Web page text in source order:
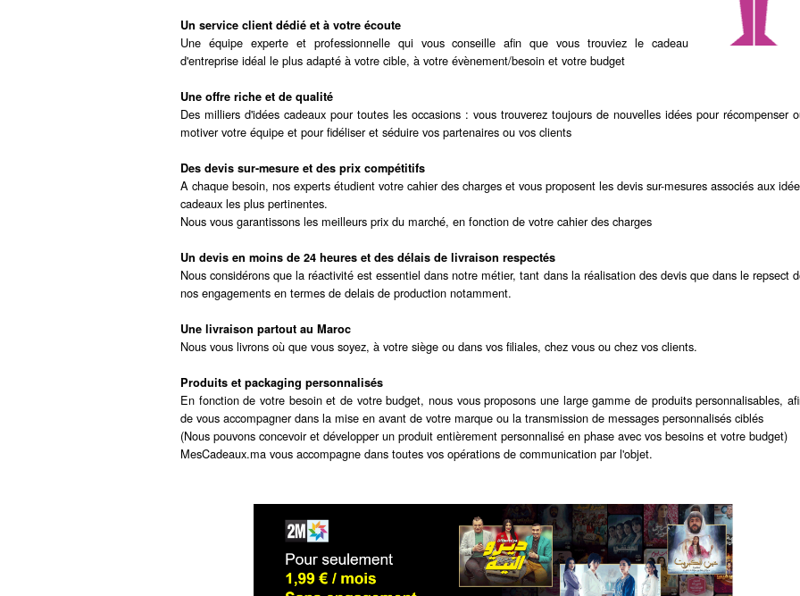
Un service client dédié et à votre écoute
Une équipe experte et professionnelle qui vous conseille afin que vous trouviez le cadeau
d'entreprise idéal le plus adapté à votre cible, à votre évènement/besoin et votre budget
Une offre riche et de qualité
Des milliers d'idées cadeaux pour toutes les occasions : vous trouverez toujours de nouvelles idées pour récompenser
motiver votre équipe et pour fidéliser et séduire vos partenaires ou vos clients
Des devis sur-mesure et des prix compétitifs
A chaque besoin, nos experts étudient votre cahier des charges et vous proposent les devis sur-mesures associés aux
cadeaux les plus pertinentes.
Nous vous garantissons les meilleurs prix du marché, en fonction de votre cahier des charges
Un devis en moins de 24 heures et des délais de livraison respectés
Nous considérons que la réactivité est essentiel dans notre métier, tant dans la réalisation des devis que dans le repsect
nos engagements en termes de delais de production notamment.
Une livraison partout au Maroc
Nous vous livrons où que vous soyez, à votre siège ou dans vos filiales, chez vous ou chez vos clients.
Produits et packaging personnalisés
En fonction de votre besoin et de votre budget, nous vous proposons une large gamme de produits personnalisables,
de vous accompagner dans la mise en avant de votre marque ou la transmission de messages personnalisés ciblés
(Nous pouvons concevoir et développer un produit entièrement personnalisé en phase avec vos besoins et votre budget)
MesCadeaux.ma vous accompagne dans toutes vos opérations de communication par l'objet.